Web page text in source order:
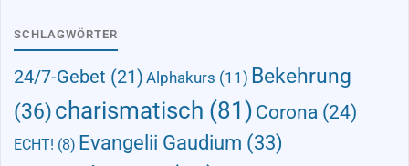
SCHLAGWÖRTER
24/7-Gebet (21) Alphakurs (11) Bekehrung
(36)charismatisch (81) Corona (24)
ECHT! (8) Evangelii Gaudium (33)